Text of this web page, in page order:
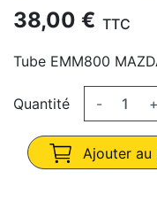
38,00 € TTC
Tube EMM800
Quantité - +
Ajouter au